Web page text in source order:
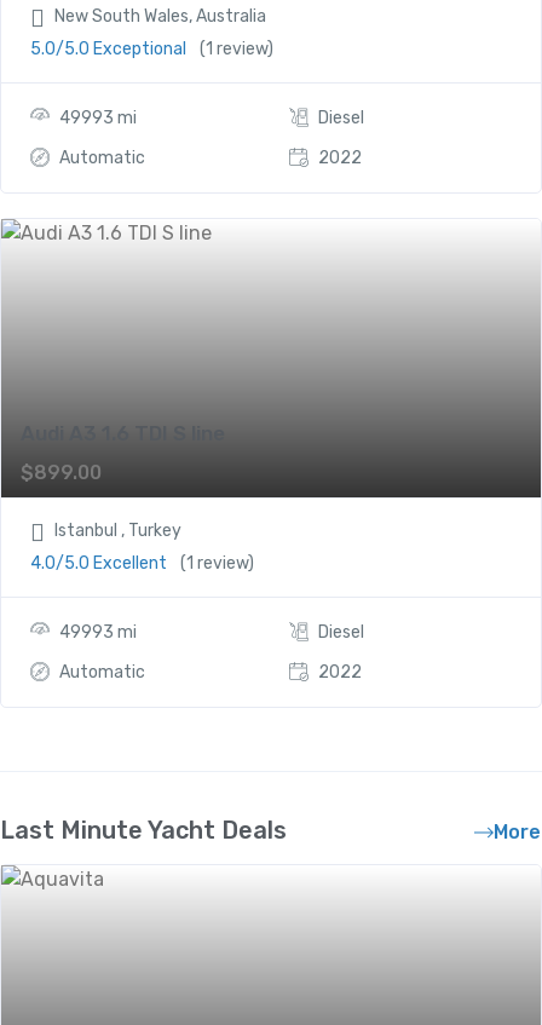
New South Wales, Australia
5.0/5.0 Exceptional
(1 review)
49993 mi
Diesel
Automatic
2022
$899.00
Istanbul , Turkey
4.0/5.0 Excellent
(1 review)
49993 mi
Diesel
Automatic
2022
Last Minute Yacht Deals More